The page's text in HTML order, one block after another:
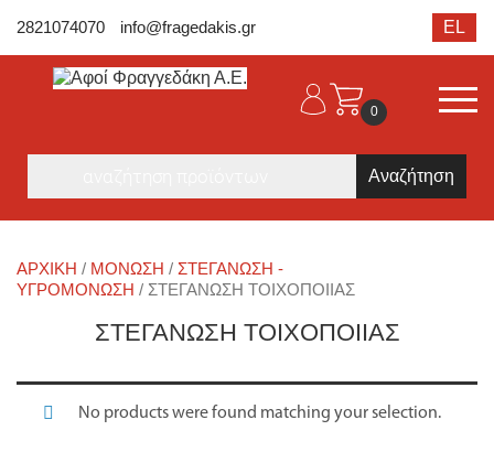
2821074070 info@fragedakis.gr EL
0
ΑΡΧΙΚΉ / ΜΟΝΩΣΗ / ΣΤΕΓΆΝΩΣΗ -
ΥΓΡΟΜΌΝΩΣΗ / ΣΤΕΓΆΝΩΣΗ ΤΟΙΧΟΠΟΙΊΑΣ
ΣΤΕΓΆΝΩΣΗ ΤΟΙΧΟΠΟΙΊΑΣ
No products were found matching your selection.